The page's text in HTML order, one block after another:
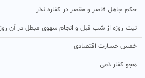
حکم جاهل قاصر و مقصر در کفاره نذر
نیت روزه از شب قبل و انجام سهوی مبطل در آن روز
خمس خسارت اقتصادی
هجو کفار ذمی